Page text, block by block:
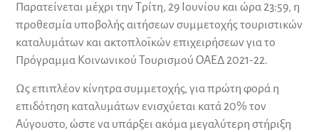
Παρατείνεται μέχρι την Τρίτη, 29 Ιουνίου και ώρα 23:59, η
προθεσμία υποβολής αιτήσεων συμμετοχής τουριστικών
καταλυμάτων και ακτοπλοϊκών επιχειρήσεων για το
Πρόγραμμα Κοινωνικού Τουρισμού ΟΑΕΔ 2021-22.
Ως επιπλέον κίνητρα συμμετοχής, για πρώτη φορά η
επιδότηση καταλυμάτων ενισχύεται κατά 20% τον
Αύγουστο, ώστε να υπάρξει ακόμα μεγαλύτερη στήριξη